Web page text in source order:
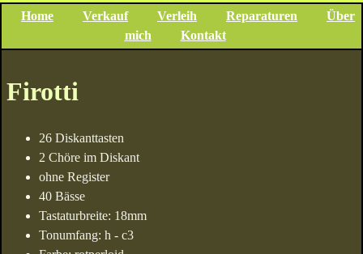
Home Verkauf Verleih Reparaturen
Über
mich
Kontakt
Firotti
26 Diskanttasten
2 Chöre im Diskant
ohne Register
40 Bässe
Tastaturbreite: 18mm
Tonumfang: h - c3